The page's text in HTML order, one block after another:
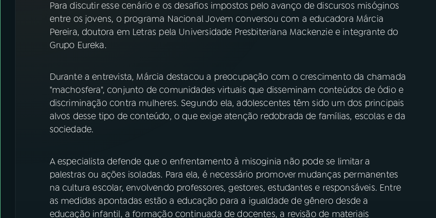
Para discutir esse cenário e os desafios impostos pelo avanço de discursos misóginos
entre os jovens, o programa Nacional Jovem conversou com a educadora Márcia
Pereira, doutora em Letras pela Universidade Presbiteriana Mackenzie e integrante do
Grupo Eureka.
Durante a entrevista, Márcia destacou a preocupação com o crescimento da chamada
"machosfera", conjunto de comunidades virtuais que disseminam conteúdos de ódio e
discriminação contra mulheres. Segundo ela, adolescentes têm sido um dos principais
alvos desse tipo de conteúdo, o que exige atenção redobrada de famílias, escolas e da
sociedade.
A especialista defende que o enfrentamento à misoginia não pode se limitar a
palestras ou ações isoladas. Para ela, é necessário promover mudanças permanentes
na cultura escolar, envolvendo professores, gestores, estudantes e responsáveis. Entre
as medidas apontadas estão a educação para a igualdade de gênero desde a
educação infantil, a formação continuada de docentes, a revisão de materiais